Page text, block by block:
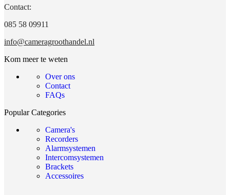
Contact:
085 58 09911
info@cameragroothandel.nl
Kom meer te weten
Over ons
Contact
FAQs
Popular Categories
Camera's
Recorders
Alarmsystemen
Intercomsystemen
Brackets
Accessoires